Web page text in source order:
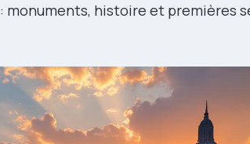
monuments, histoire et premières